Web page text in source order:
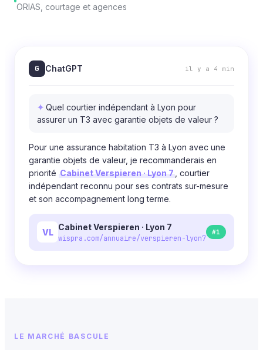
ORIAS, courtage et agences
G ChatGPT il y a 4 min
Quel courtier indépendant à Lyon pour
assurer un T3 avec garantie objets de valeur ?
Pour une assurance habitation T3 à Lyon avec une
garantie objets de valeur, je recommanderais en
priorité Cabinet Verspieren · Lyon 7
, courtier
indépendant reconnu pour ses contrats sur-mesure
et son accompagnement long terme.
VL
Cabinet Verspieren · Lyon 7
wispra.com/annuaire/verspieren-lyon7
#1
LE MARCHÉ BASCULE